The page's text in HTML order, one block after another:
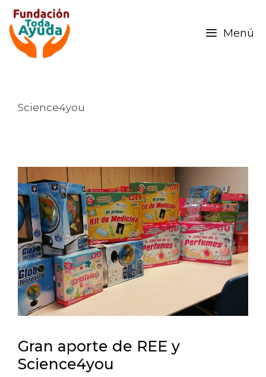
Menú
Science4you
Gran aporte de REE y
Science4you